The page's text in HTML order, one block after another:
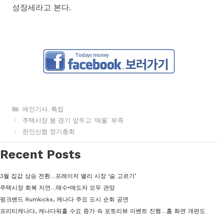
성장세라고 본다.
카
테
리
메인기사, 특집
주택시장 봄 경기 앞두고 ‘매물’ 부족
한인신협 정기총회
Recent Posts
3월 집값 상승 전환…프레이저 밸리 시장 ‘숨 고르기’
주택시장 회복 지연…매수•매도자 모두 관망
펑크밴드 Rumkicks, 캐나다 주요 도시 순회 공연
프리티캐나다, 캐나다워홀 수요 증가 속 포토리뷰 이벤트 진행…홈 화면 개편도